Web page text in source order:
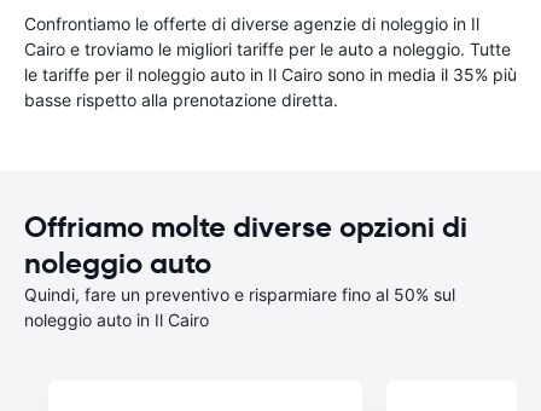
Confrontiamo le offerte di diverse agenzie di noleggio in Il
Cairo e troviamo le migliori tariffe per le auto a noleggio. Tutte
le tariffe per il noleggio auto in Il Cairo sono in media il 35% più
basse rispetto alla prenotazione diretta.
Offriamo molte diverse opzioni di
noleggio auto
Quindi, fare un preventivo e risparmiare fino al 50% sul
noleggio auto in Il Cairo